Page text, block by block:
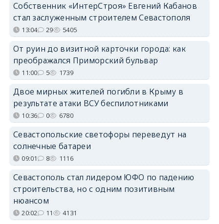
Собственник «ИнтерСтроя» Евгений Кабанов
стал заслуженным строителем Севастополя
13:04 29 5405
От руин до визитной карточки города: как
преображался Приморский бульвар
11:00 5 1739
Двое мирных жителей погибли в Крыму в
результате атаки ВСУ беспилотниками
10:36 0 6780
Севастопольские светофоры переведут на
солнечные батареи
09:01 8 1116
Севастополь стал лидером ЮФО по падению
строительства, но с одним позитивным
нюансом
20:02 11 4131